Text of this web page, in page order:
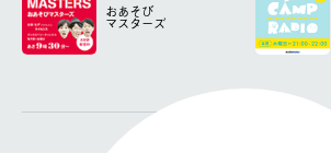
おあそび
マスターズ